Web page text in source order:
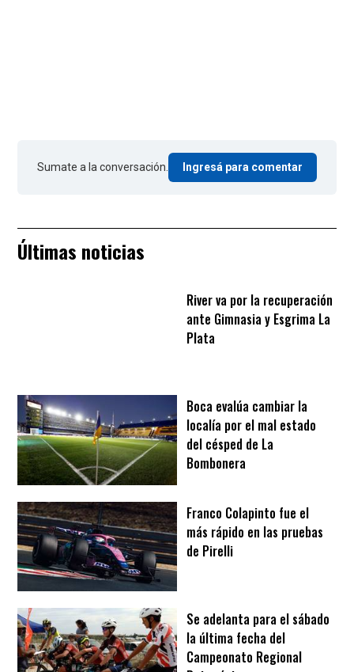
Sumate a la conversación. Ingresá para comentar
Últimas noticias
River va por la recuperación
ante Gimnasia y Esgrima La
Plata
Boca evalúa cambiar la
localía por el mal estado
del césped de La
Bombonera
Franco Colapinto fue el
más rápido en las pruebas
de Pirelli
Se adelanta para el sábado
la última fecha del
Campeonato Regional